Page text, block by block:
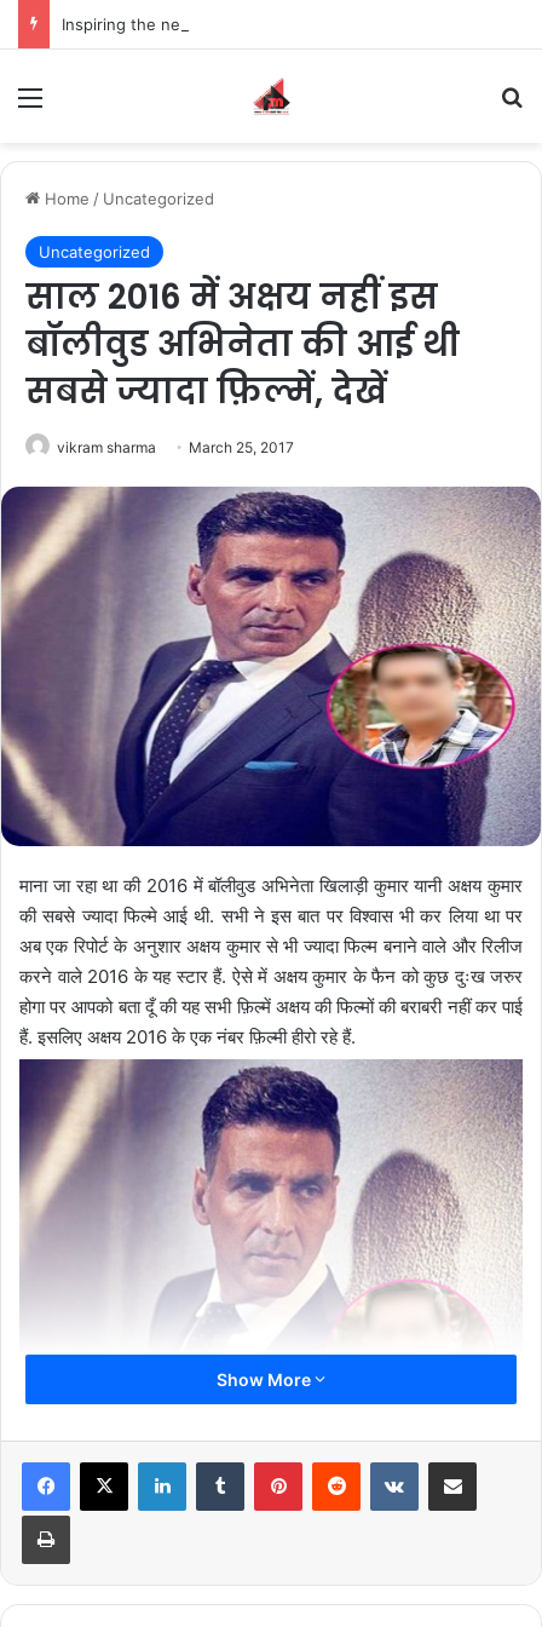
Home / Uncategorized
Uncategorized
साल 2016 में अक्षय नहीं इस
बॉलीवुड अभिनेता की आई थी
सबसे ज्यादा फ़िल्में, देखें
vikram sharma March 25, 2017
माना जा रहा था की 2016 में बॉलीवुड अभिनेता खिलाड़ी कुमार यानी अक्षय कुमार
की सबसे ज्यादा फिल्मे आई थी. सभी ने इस बात पर विश्वास भी कर लिया था पर
अब एक रिपोर्ट के अनुशार अक्षय कुमार से भी ज्यादा फिल्म बनाने वाले और रिलीज
करने वाले 2016 के यह स्टार हैं. ऐसे में अक्षय कुमार के फैन को कुछ दुःख जरुर
होगा पर आपको बता दूँ की यह सभी फ़िल्में अक्षय की फिल्मों की बराबरी नहीं कर पाई
हैं. इसलिए अक्षय 2016 के एक नंबर फ़िल्मी हीरो रहे हैं.
अक्षय की चार फिल्मे तो इनकी9फ़िल्में –अक्षय कुमार की 2016 चार फिल्में
Show More